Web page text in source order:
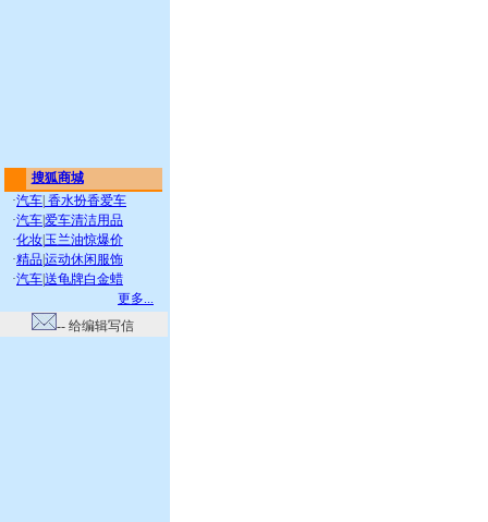
搜狐商城
·汽车 香水扮香爱车
·汽车爱车清洁用品
·化妆 玉兰油惊爆价
·精品运动休闲服饰
·汽车送龟牌白金蜡
更多...
-- 给编辑写信